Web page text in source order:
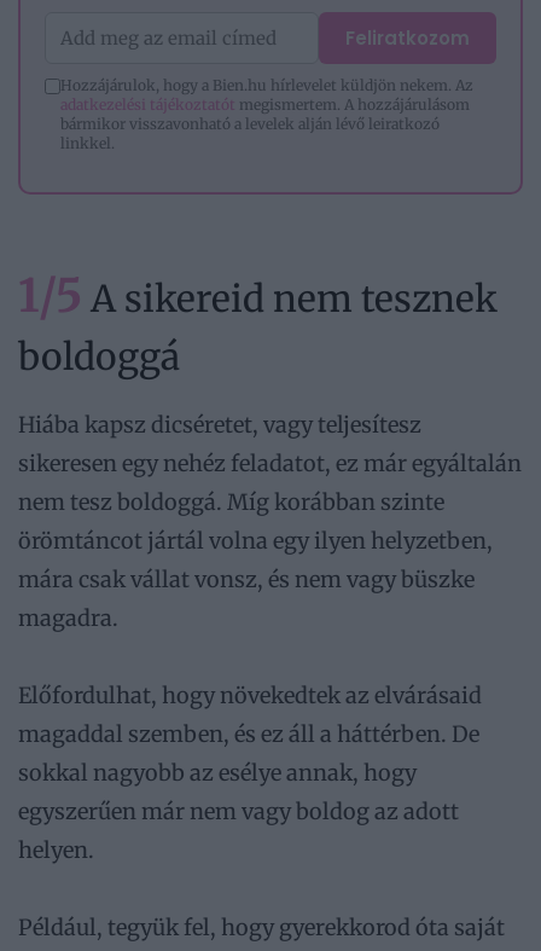
Feliratkozom
Hozzájárulok, hogy a Bien.hu hírlevelet küldjön nekem. Az
adatkezelési tájékoztatót megismertem. A hozzájárulásom
bármikor visszavonható a levelek alján lévő leiratkozó
linkkel.
1/5 A sikereid nem tesznek
boldoggá
Hiába kapsz dicséretet, vagy teljesítesz
sikeresen egy nehéz feladatot, ez már egyáltalán
nem tesz boldoggá. Míg korábban szinte
örömtáncot jártál volna egy ilyen helyzetben,
mára csak vállat vonsz, és nem vagy büszke
magadra.
Előfordulhat, hogy növekedtek az elvárásaid
magaddal szemben, és ez áll a háttérben. De
sokkal nagyobb az esélye annak, hogy
egyszerűen már nem vagy boldog az adott
helyen.
Például, tegyük fel, hogy gyerekkorod óta saját